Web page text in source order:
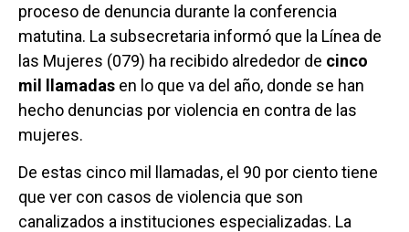
proceso de denuncia durante la conferencia
matutina. La subsecretaria informó que la Línea de
las Mujeres (079) ha recibido alrededor de cinco
mil llamadas en lo que va del año, donde se han
hecho denuncias por violencia en contra de las
mujeres.
De estas cinco mil llamadas, el 90 por ciento tiene
que ver con casos de violencia que son
canalizados a instituciones especializadas. La